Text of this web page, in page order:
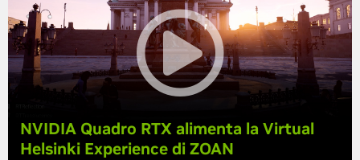
NVIDIA Quadro RTX alimenta la Virtual
Helsinki Experience di ZOAN